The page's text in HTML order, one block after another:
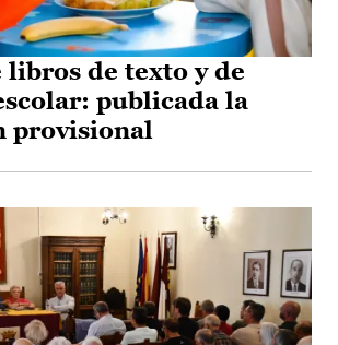
libros de texto y de
publicada la
provisional